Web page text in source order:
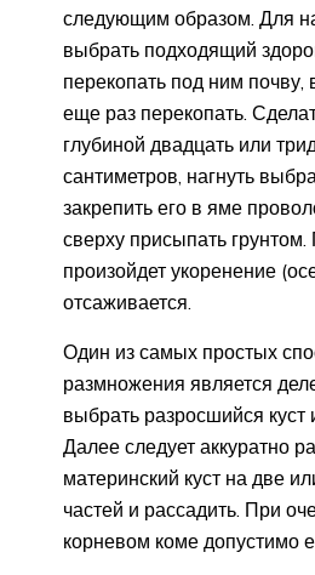
следующим образом. Для
выбрать подходящий
перекопать под ним почву,
еще раз перекопать.
глубиной двадцать или
сантиметров, нагнуть
закрепить его в яме
сверху присыпать грунтом.
произойдет укоренение
отсаживается.
Один из самых простых
размножения является
выбрать разросшийся куст
Далее следует аккуратно
материнский куст на две
частей и рассадить. При
корневом коме допустимо